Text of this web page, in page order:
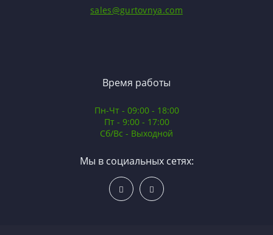
sales@gurtovnya.com
Время работы
Пн-Чт - 09:00 - 18:00
Пт - 9:00 - 17:00
Сб/Вс - Выходной
Мы в социальных сетях: